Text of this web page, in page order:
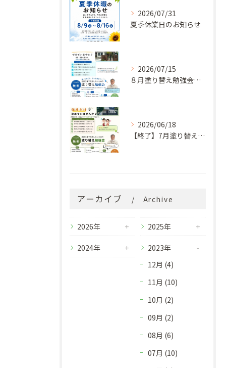
2026/07/31
夏季休業日のお知らせ
2026/07/15
８月塗り替え勉強会開催のお知らせ
2026/06/18
【終了】7月塗り替え勉強会のお知らせ
アーカイブ Archive
2026年 2025年
2024年
2023年
12月 (4)
11月 (10)
10月 (2)
09月 (2)
08月 (6)
07月 (10)